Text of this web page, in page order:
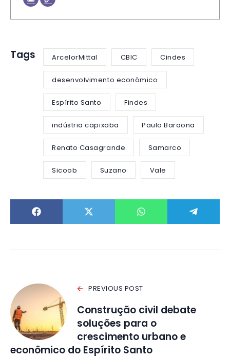
Tags ArcelorMittal CBIC Cindes
desenvolvimento econômico
Espírito Santo Findes
indústria capixaba Paulo Baraona
Renato Casagrande Samarco
Sicoob Suzano Vale
PREVIOUS POST
Construção civil debate
soluções para o
crescimento urbano e
econômico do Espírito Santo